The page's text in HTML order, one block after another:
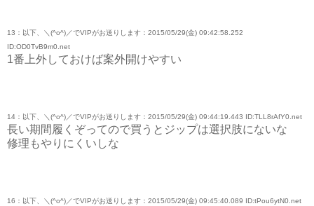
13：以下、＼(^o^)／でVIPがお送りします：2015/05/29(金) 09:42:58.252
ID:OD0TvB9m0.net
1番上外しておけば案外開けやすい
14：以下、＼(^o^)／でVIPがお送りします：2015/05/29(金) 09:44:19.443 ID:TLL8rAfY0.net
長い期間履くぞってので買うとジップは選択肢にないな
修理もやりにくいしな
16：以下、＼(^o^)／でVIPがお送りします：2015/05/29(金) 09:45:40.089 ID:tPou6ytN0.net